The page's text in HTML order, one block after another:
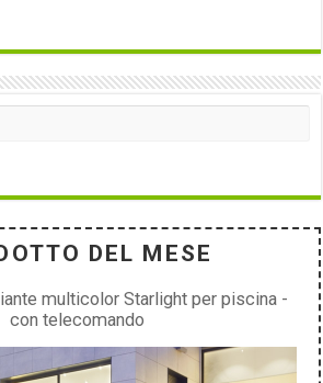
DEL MESE
multicolor Starlight per piscina -
con telecomando